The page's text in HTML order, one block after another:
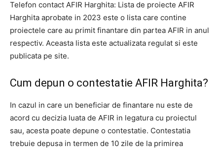
Telefon contact AFIR Harghita: Lista de proiecte AFIR
Harghita aprobate in 2023 este o lista care contine
proiectele care au primit finantare din partea AFIR in anul
respectiv. Aceasta lista este actualizata regulat si este
publicata pe site.
Cum depun o contestatie AFIR Harghita?
In cazul in care un beneficiar de finantare nu este de
acord cu decizia luata de AFIR in legatura cu proiectul
sau, acesta poate depune o contestatie. Contestatia
trebuie depusa in termen de 10 zile de la primirea